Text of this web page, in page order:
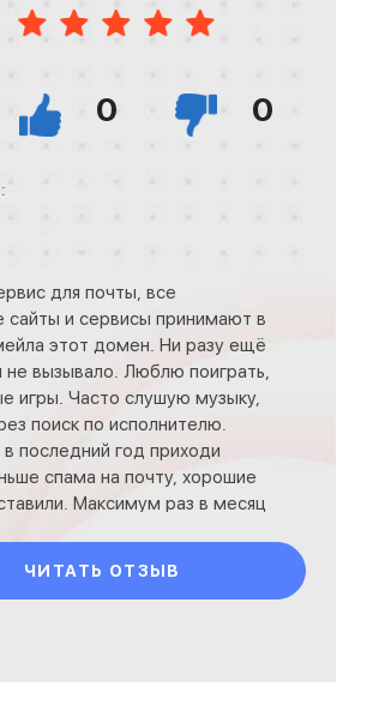
0 0
для почты, все
сайты и сервисы принимают в
этот домен. Ни разу ещё
вызывало. Люблю поиграть,
игры. Часто слушую музыку,
поиск по исполнителю.
последний год приходи
спама на почту, хорошие
Максимум раз в месяц
ЧИТАТЬ ОТЗЫВ